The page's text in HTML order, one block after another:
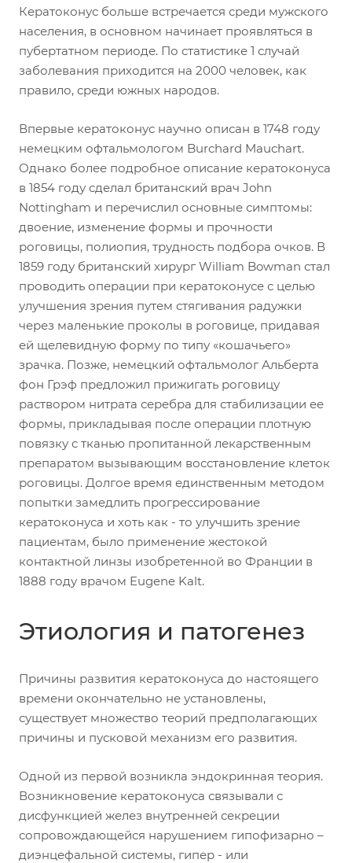
Кератоконус больше встречается среди мужского
населения, в основном начинает проявляться в
пубертатном периоде. По статистике 1 случай
заболевания приходится на 2000 человек, как
правило, среди южных народов.
Впервые кератоконус научно описан в 1748 году
немецким офтальмологом Burchard Mauchart.
Однако более подробное описание кератоконуса
в 1854 году сделал британский врач John
Nottingham и перечислил основные симптомы:
двоение, изменение формы и прочности
роговицы, полиопия, трудность подбора очков. В
1859 году британский хирург William Bowman стал
проводить операции при кератоконусе с целью
улучшения зрения путем стягивания радужки
через маленькие проколы в роговице, придавая
ей щелевидную форму по типу «кошачьего»
зрачка. Позже, немецкий офтальмолог Альберта
фон Грэф предложил прижигать роговицу
раствором нитрата серебра для стабилизации ее
формы, прикладывая после операции плотную
повязку с тканью пропитанной лекарственным
препаратом вызывающим восстановление клеток
роговицы. Долгое время единственным методом
попытки замедлить прогрессирование
кератоконуса и хоть как - то улучшить зрение
пациентам, было применение жестокой
контактной линзы изобретенной во Франции в
1888 году врачом Eugene Kalt.
Этиология и патогенез
Причины развития кератоконуса до настоящего
времени окончательно не установлены,
существует множество теорий предполагающих
причины и пусковой механизм его развития.
Одной из первой возникла эндокринная теория.
Возникновение кератоконуса связывали с
дисфункцией желез внутренней секреции
сопровождающейся нарушением гипофизарно –
диэнцефальной системы, гипер - или